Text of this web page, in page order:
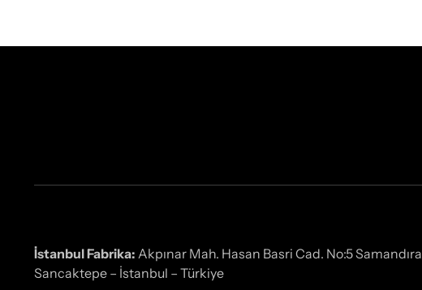
İstanbul Fabrika: Akpınar Mah. Hasan Basri Cad. No:5 Samandıra
Sancaktepe – İstanbul – Türkiye